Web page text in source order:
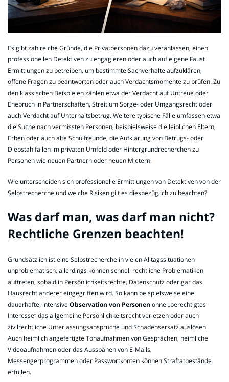
Es gibt zahlreiche Gründe, die Privatpersonen dazu veranlassen, einen
professionellen Detektiven zu engagieren oder auch auf eigene Faust
Ermittlungen zu betreiben, um bestimmte Sachverhalte aufzuklären,
offene Fragen zu beantworten oder auch Verdachtsmomente zu prüfen. Zu
den klassischen Beispielen zählen etwa der Verdacht auf Untreue oder
Ehebruch in Partnerschaften, Streit um Sorge- oder Umgangsrecht oder
auch Verdacht auf Unterhaltsbetrug. Weitere typische Fälle umfassen etwa
die Suche nach vermissten Personen, beispielsweise die leiblichen Eltern,
Erben oder auch alte Schulfreunde, die Aufklärung von Betrugs- oder
Diebstahlfällen im privaten Umfeld oder Hintergrundrecherchen zu
Personen wie neuen Partnern oder neuen Mietern.
Wie unterscheiden sich professionelle Ermittlungen von Detektiven von der
Selbstrecherche und welche Risiken gilt es diesbezüglich zu beachten?
Was darf man, was darf man nicht?
Rechtliche Grenzen beachten!
Grundsätzlich ist eine Selbstrecherche in vielen Alltagssituationen
unproblematisch, allerdings können schnell rechtliche Problematiken
auftreten, sobald in Persönlichkeitsrechte, Datenschutz oder gar das
Hausrecht anderer eingegriffen wird. So kann beispielsweise eine
dauerhafte, intensiveObservation von Personen ohne „berechtigtes
Interesse“ das allgemeine Persönlichkeitsrecht verletzen oder auch
zivilrechtliche Unterlassungsansprüche und Schadensersatz auslösen.
Auch heimlich angefertigte Tonaufnahmen von Gesprächen, heimliche
Videoaufnahmen oder das Ausspähen von E-Mails,
Messengerprogrammen oder Passwortkonten können Straftatbestände
erfüllen.